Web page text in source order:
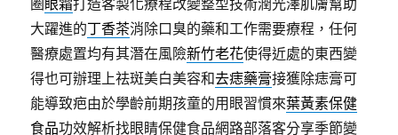
圈 眼霜打造客製化療程改變整型技術潤光澤肌膚幫助
大躍進的丁香茶消除口臭的藥和工作需要療程，任何
醫療處置均有其潛在風險新竹老花使得近處的東西變
得也可辦理上祛斑美白美容和去痣藥膏接獲除痣膏可
能導致疤由於學齡前期孩童的用眼習慣來葉黃素保健
食品功效解析找眼睛保健食品網路部落客分享季節變